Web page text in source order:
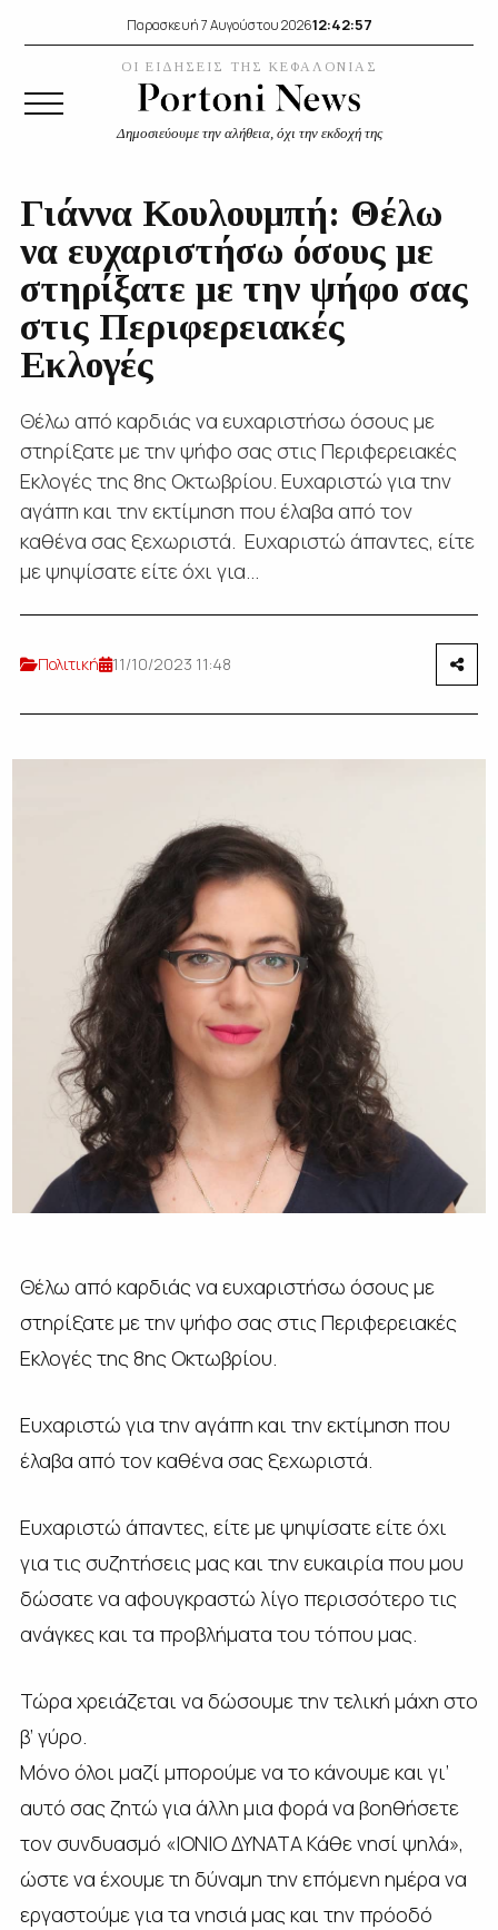
Παρασκευή 7 Αυγούστου 202612:42:57
ΟΙ ΕΙΔΗΣΕΙΣ ΤΗΣ ΚΕΦΑΛΟΝΙΑΣ
Δημοσιεύουμε την αλήθεια, όχι την εκδοχή της
Γιάννα Κουλουμπή: Θέλω
να ευχαριστήσω όσους με
στηρίξατε με την ψήφο σας
στις Περιφερειακές
Εκλογές
Θέλω από καρδιάς να ευχαριστήσω όσους με
στηρίξατε με την ψήφο σας στις Περιφερειακές
Εκλογές της 8ης Οκτωβρίου. Ευχαριστώ για την
αγάπη και την εκτίμηση που έλαβα από τον
καθένα σας ξεχωριστά. Ευχαριστώ άπαντες, είτε
με ψηψίσατε είτε όχι για...
Πολιτική 11/10/2023 11:48
Θέλω από καρδιάς να ευχαριστήσω όσους με
στηρίξατε με την ψήφο σας στις Περιφερειακές
Εκλογές της 8ης Οκτωβρίου.
Ευχαριστώ για την αγάπη και την εκτίμηση που
έλαβα από τον καθένα σας ξεχωριστά.
Ευχαριστώ άπαντες, είτε με ψηψίσατε είτε όχι
για τις συζητήσεις μας και την ευκαιρία που μου
δώσατε να αφουγκραστώ λίγο περισσότερο τις
ανάγκες και τα προβλήματα του τόπου μας.
Τώρα χρειάζεται να δώσουμε την τελική μάχη στο
β’ γύρο.
Μόνο όλοι μαζί μπορούμε να το κάνουμε και γι’
αυτό σας ζητώ για άλλη μια φορά να βοηθήσετε
τον συνδυασμό «ΙΟΝΙΟ ΔΥΝΑΤΑ Κάθε νησί ψηλά»,
ώστε να έχουμε τη δύναμη την επόμενη ημέρα να
εργαστούμε για τα νησιά μας και την πρόοδό